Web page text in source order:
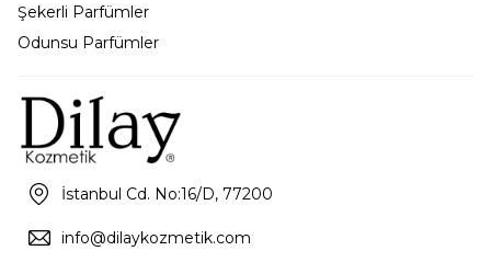
Şekerli Parfümler
Odunsu Parfümler
İstanbul Cd. No:16/D, 77200
info@dilaykozmetik.com